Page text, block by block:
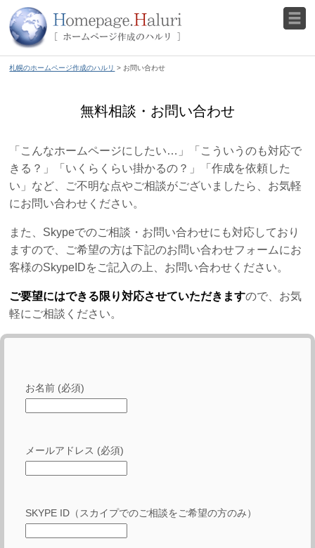
札幌のホームページ作成のハルリ > お問い合わせ
無料相談・お問い合わせ
「こんなホームページにしたい…」「こういうのも対応で
きる？」「いくらくらい掛かるの？」「作成を依頼した
い」など、ご不明な点やご相談がございましたら、お気軽
にお問い合わせください。
また、Skypeでのご相談・お問い合わせにも対応しており
ますので、ご希望の方は下記のお問い合わせフォームにお
客様のSkypeIDをご記入の上、お問い合わせください。
ご要望にはできる限り対応させていただきますので、お気
軽にご相談ください。
お名前 (必須)
メールアドレス (必須)
SKYPE ID（スカイプでのご相談をご希望の方のみ）